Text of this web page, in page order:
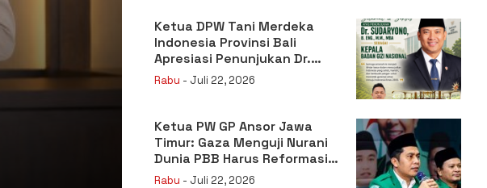
Ketua DPW Tani Merdeka
Indonesia Provinsi Bali
Apresiasi Penunjukan Dr.
Sudaryono sebagai Kepala
Badan Gizi Nasional
Rabu - Juli 22, 2026
Ketua PW GP Ansor Jawa
Timur: Gaza Menguji Nurani
Dunia PBB Harus Reformasi
Total atau Kehilangan
Rabu - Juli 22, 2026